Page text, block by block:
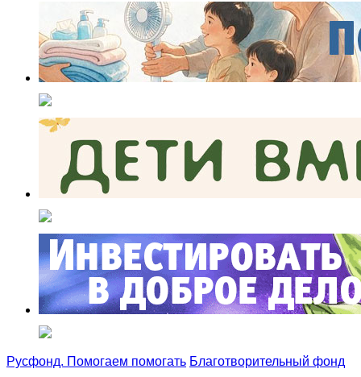
Русфонд. Помогаем помогать Благотворительный фонд